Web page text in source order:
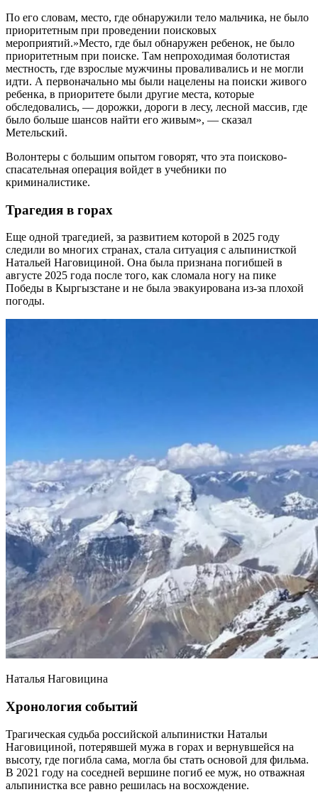
По его словам, место, где обнаружили тело мальчика, не было
приоритетным при проведении поисковых
мероприятий.»Место, где был обнаружен ребенок, не было
приоритетным при поиске. Там непроходимая болотистая
местность, где взрослые мужчины проваливались и не могли
идти. А первоначально мы были нацелены на поиски живого
ребенка, в приоритете были другие места, которые
обследовались, — дорожки, дороги в лесу, лесной массив, где
было больше шансов найти его живым», — сказал
Метельский.
Волонтеры с большим опытом говорят, что эта поисково-
спасательная операция войдет в учебники по
криминалистике.
Трагедия в горах
Еще одной трагедией, за развитием которой в 2025 году
следили во многих странах, стала ситуация с альпинисткой
Натальей Наговициной. Она была признана погибшей в
августе 2025 года после того, как сломала ногу на пике
Победы в Кыргызстане и не была эвакуирована из-за плохой
погоды.
Наталья Наговицина
Хронология событий
Трагическая судьба российской альпинистки Натальи
Наговициной, потерявшей мужа в горах и вернувшейся на
высоту, где погибла сама, могла бы стать основой для фильма.
В 2021 году на соседней вершине погиб ее муж, но отважная
альпинистка все равно решилась на восхождение.